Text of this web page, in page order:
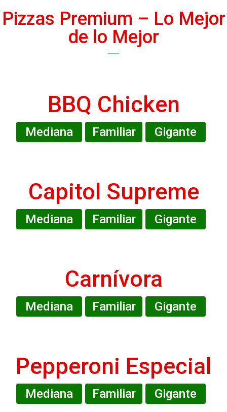
Pizzas Premium – Lo Mejor
de lo Mejor
BBQ Chicken
Mediana Familiar Gigante
Capitol Supreme
Mediana Familiar Gigante
Carnívora
Mediana Familiar Gigante
Pepperoni Especial
Mediana Familiar Gigante